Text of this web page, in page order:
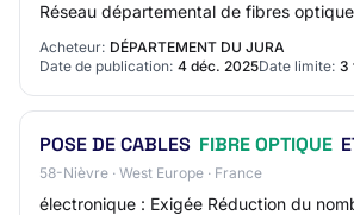
Réseau départemental de fibres
acheteur : 2025SAN112 Type de
Acheteur: DÉPARTEMENT DU JURA
Date de publication: 4 déc. 2025Date limite: 3
POSE DE CABLES FIBRE OPTIQUE
58-Nièvre · West Europe · France
électronique : Exigée Réduction du